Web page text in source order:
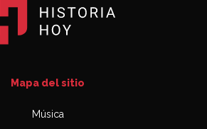
Mapa del sitio
Música